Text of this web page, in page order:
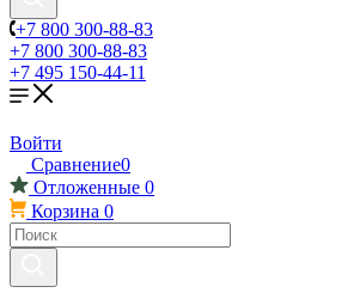
+7 800 300-88-83
+7 800 300-88-83
+7 495 150-44-11
Войти
Сравнение0
Отложенные 0
Корзина 0